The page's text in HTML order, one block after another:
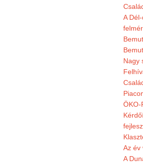
A
Nagy
ÖKO-
Az év
A